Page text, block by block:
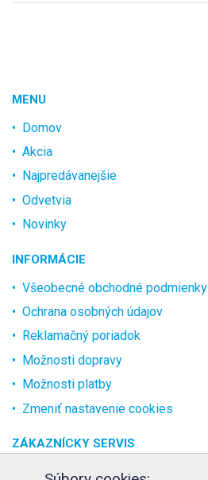
MENU
Domov
Akcia
Najpredávanejšie
Odvetvia
Novinky
INFORMÁCIE
Všeobecné obchodné podmienky
Ochrana osobných údajov
Reklamačný poriadok
Možnosti dopravy
Možnosti platby
Zmeniť nastavenie cookies
ZÁKAZNÍCKY SERVIS
O spoločnosti